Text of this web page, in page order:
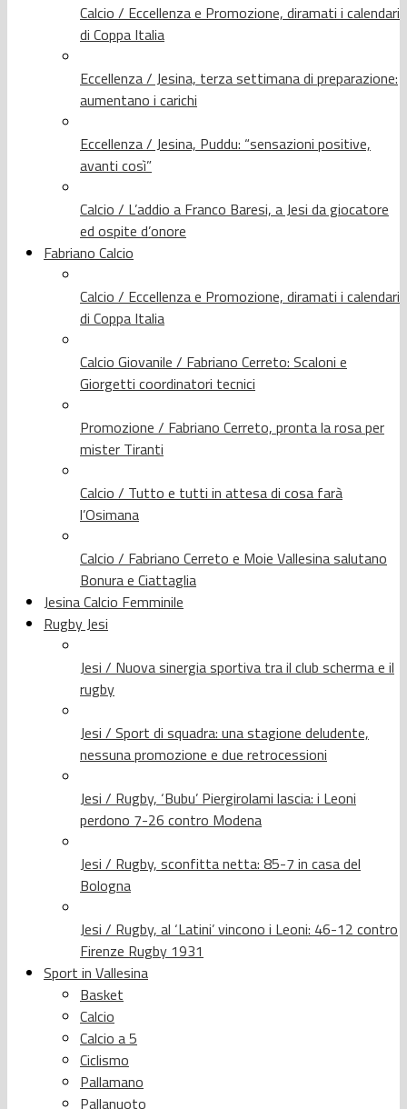
Calcio / Eccellenza e Promozione, diramati i calendari
di Coppa Italia
Eccellenza / Jesina, terza settimana di preparazione:
aumentano i carichi
Eccellenza / Jesina, Puddu: “sensazioni positive,
avanti così”
Calcio / L’addio a Franco Baresi, a Jesi da giocatore
ed ospite d’onore
Fabriano Calcio
Calcio / Eccellenza e Promozione, diramati i calendari
di Coppa Italia
Calcio Giovanile / Fabriano Cerreto: Scaloni e
Giorgetti coordinatori tecnici
Promozione / Fabriano Cerreto, pronta la rosa per
mister Tiranti
Calcio / Tutto e tutti in attesa di cosa farà
l’Osimana
Calcio / Fabriano Cerreto e Moie Vallesina salutano
Bonura e Ciattaglia
Jesina Calcio Femminile
Rugby Jesi
Jesi / Nuova sinergia sportiva tra il club scherma e il
rugby
Jesi / Sport di squadra: una stagione deludente,
nessuna promozione e due retrocessioni
Jesi / Rugby, ‘Bubu’ Piergirolami lascia: i Leoni
perdono 7-26 contro Modena
Jesi / Rugby, sconfitta netta: 85-7 in casa del
Bologna
Jesi / Rugby, al ‘Latini’ vincono i Leoni: 46-12 contro
Firenze Rugby 1931
Sport in Vallesina
Basket
Calcio
Calcio a 5
Ciclismo
Pallamano
Pallanuoto